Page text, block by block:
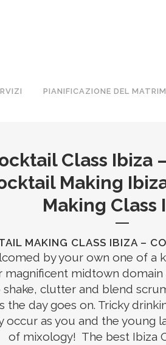
PIANIFICAZIONE DEL
Class Ibiza
Making
Making Class
MAKING CLASS IBIZA –
by your own one of a
magnificent midtown domain
shake, clutter and blend
the day goes on. Tricky
occur as you and the young
of mixology! The best Ibiza